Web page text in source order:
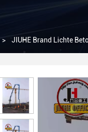
> JIUHE Brand Lichte